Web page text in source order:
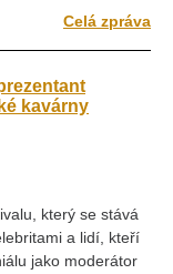
Celá zpráva
kavárny
který se stává
a lidí, kteří
jako moderátor